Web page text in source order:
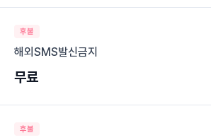
후불
해외SMS발신금지
무료
후불